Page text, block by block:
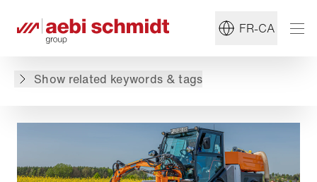
FR-CA
Show related keywords & tags
#Balayeuse